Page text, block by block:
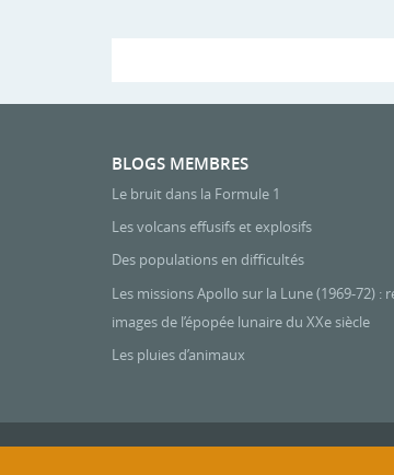
BLOGS MEMBRES
Le bruit dans la Formule 1
Les volcans effusifs et explosifs
Des populations en difficultés
Les missions Apollo sur la Lune (1969-72) :
images de l’épopée lunaire du XXe siècle
Les pluies d’animaux